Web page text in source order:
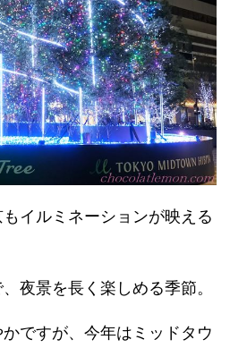
イルミネーションが映える
夜景を長く楽しめる季節。
ですが、今年はミッドタウ